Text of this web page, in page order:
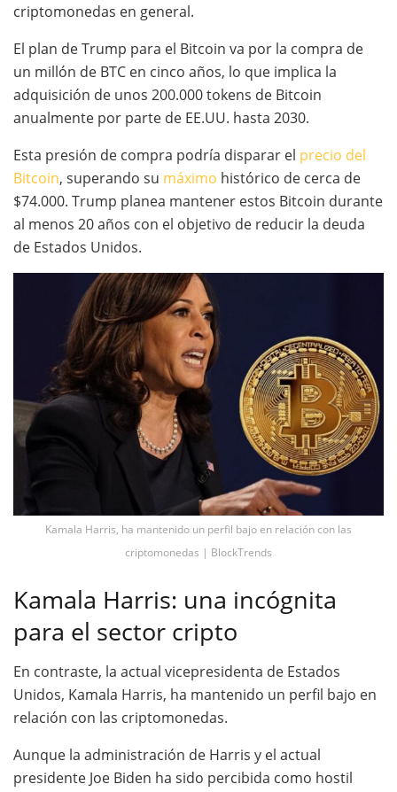
criptomonedas en general.
El plan de Trump para el Bitcoin va por la compra de
un millón de BTC en cinco años, lo que implica la
adquisición de unos 200.000 tokens de Bitcoin
anualmente por parte de EE.UU. hasta 2030.
Esta presión de compra podría disparar el precio del
Bitcoin, superando su máximo histórico de cerca de
$74.000. Trump planea mantener estos Bitcoin durante
al menos 20 años con el objetivo de reducir la deuda
de Estados Unidos.
Kamala Harris, ha mantenido un perfil bajo en relación con las
criptomonedas | BlockTrends
Kamala Harris: una incógnita
para el sector cripto
En contraste, la actual vicepresidenta de Estados
Unidos, Kamala Harris, ha mantenido un perfil bajo en
relación con las criptomonedas.
Aunque la administración de Harris y el actual
presidente Joe Biden ha sido percibida como hostil